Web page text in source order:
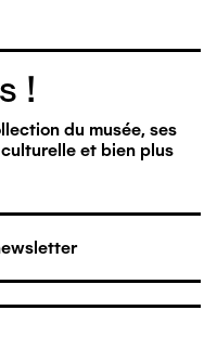
!
du musée, ses
et bien plus